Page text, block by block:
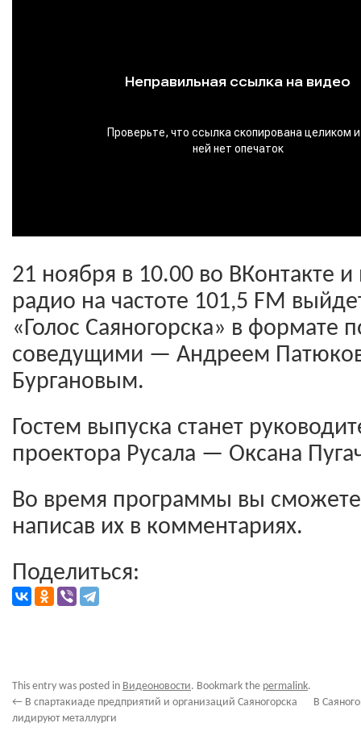
21 ноября в 10.00 во ВКонтакте
радио на частоте 101,5 FM
«Голос Саяногорска» в формате
соведущими — Андреем
Бургановым.
Гостем выпуска станет
проектора Русала — Оксана
Во время программы вы сможете
написав их в комментариях.
Поделиться:
This entry was posted in Видеоновости. Bookmark the permalink.
← В спартакиаде предприятий и организаций Саяногорска
лидируют металлурги
В